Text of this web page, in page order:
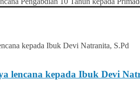
lencana kepada Ibuk Devi